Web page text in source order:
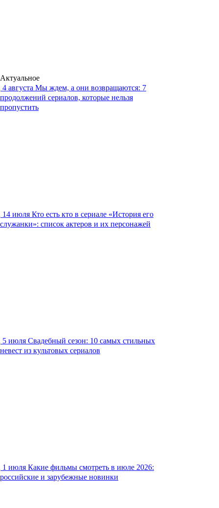
Актуальное
4 августа Мы ждем, а они возвращаются: 7
продолжений сериалов, которые нельзя
пропустить
14 июля Кто есть кто в сериале «История его
служанки»: список актеров и их персонажей
5 июля Свадебный сезон: 10 самых стильных
невест из культовых сериалов
1 июля Какие фильмы смотреть в июле 2026:
российские и зарубежные новинки